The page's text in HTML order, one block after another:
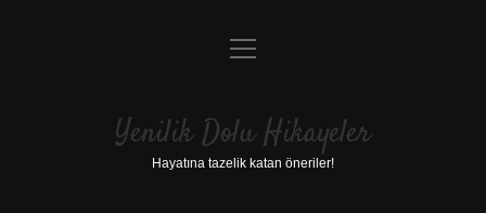
Anasayfa
Yasal Uyarı
menüyü
Yenilik Dolu Hikayeler
Hayatına tazelik katan öneriler!